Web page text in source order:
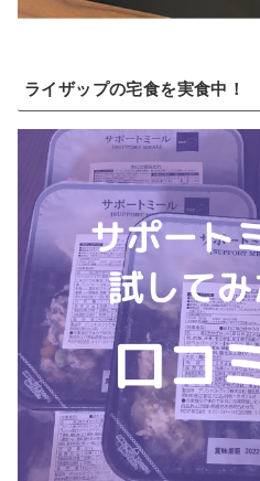
ライザップの宅食を実食中！